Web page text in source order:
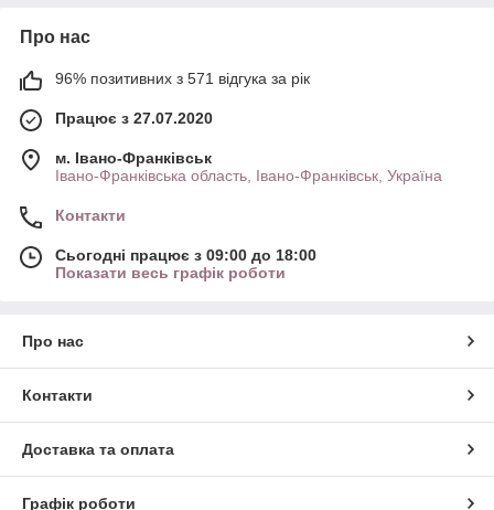
Про нас
96% позитивних з 571 відгука за рік
Працює з 27.07.2020
м. Івано-Франківськ
Івано-Франківська область, Івано-Франківськ, Україна
Контакти
Сьогодні працює з 09:00 до 18:00
Показати весь графік роботи
Про нас
Контакти
Доставка та оплата
Графік роботи